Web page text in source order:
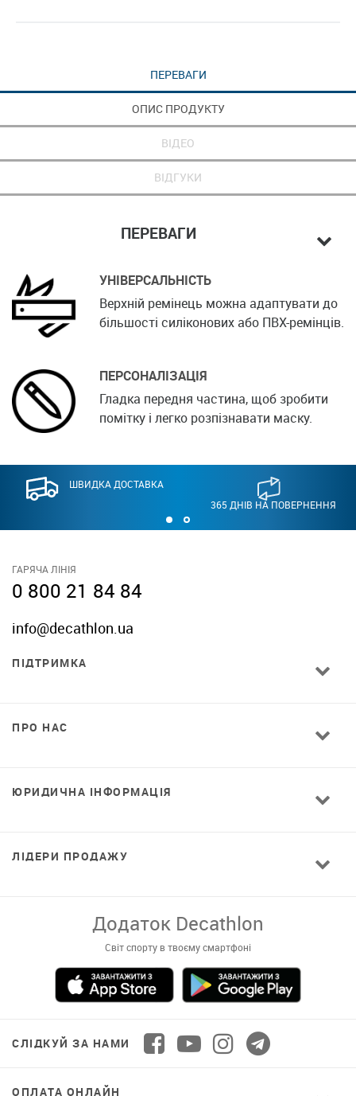
ПЕРЕВАГИ
ОПИС ПРОДУКТУ
ВІДЕО
ВІДГУКИ
ПЕРЕВАГИ
УНІВЕРСАЛЬНІСТЬ
Верхній ремінець можна адаптувати до
більшості силіконових або ПВХ-ремінців.
ПЕРСОНАЛІЗАЦІЯ
Гладка передня частина, щоб зробити
помітку і легко розпізнавати маску.
ШВИДКА ДОСТАВКА
365 ДНІВ НА ПОВЕРНЕННЯ
ГАРЯЧА ЛІНІЯ
0 800 21 84 84
info@decathlon.ua
ПІДТРИМКА
ПРО НАС
ЮРИДИЧНА ІНФОРМАЦІЯ
ЛІДЕРИ ПРОДАЖУ
Додаток Decathlon
Світ спорту в твоєму смартфоні
СЛІДКУЙ ЗА НАМИ
ОПЛАТА ОНЛАЙН